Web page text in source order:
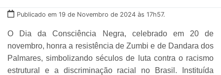
Publicado em 19 de Novembro de 2024 às 17h57.
O Dia da Consciência Negra, celebrado em 20 de
novembro, honra a resistência de Zumbi e de Dandara dos
Palmares, simbolizando séculos de luta contra o racismo
estrutural e a discriminação racial no Brasil. Instituída